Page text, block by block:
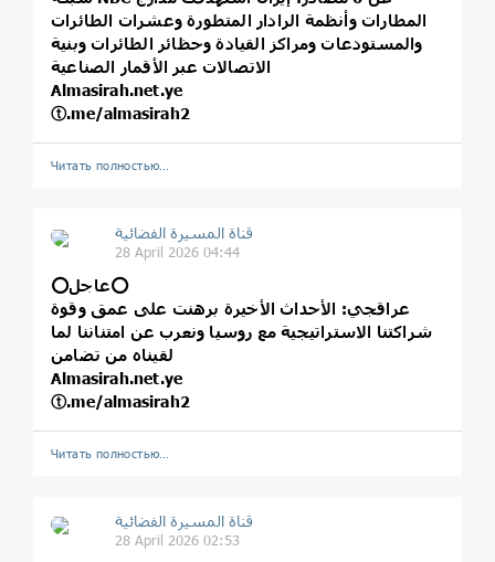
المطارات وأنظمة الرادار المتطورة وعشرات الطائرات
والمستودعات ومراكز القيادة وحظائر الطائرات وبنية
الاتصالات عبر الأقمار الصناعية
Almasirah.net.ye
ⓣ.me/almasirah2
Читать полностью…
قناة المسيرة الفضائية
28 April 2026 04:44
⭕️عاجل⭕️
عراقجي: الأحداث الأخيرة برهنت على عمق وقوة
شراكتنا الاستراتيجية مع روسيا ونعرب عن امتناننا لما
لقيناه من تضامن
Almasirah.net.ye
ⓣ.me/almasirah2
Читать полностью…
قناة المسيرة الفضائية
28 April 2026 02:53